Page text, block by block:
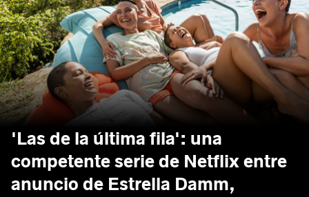
'Las de la última fila': una
competente serie de Netflix entre
anuncio de Estrella Damm,